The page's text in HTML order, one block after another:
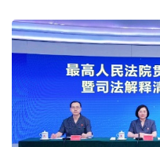
上海打通脑机接口技术
活力中国调研行｜江淮
上半年规模以上工业中